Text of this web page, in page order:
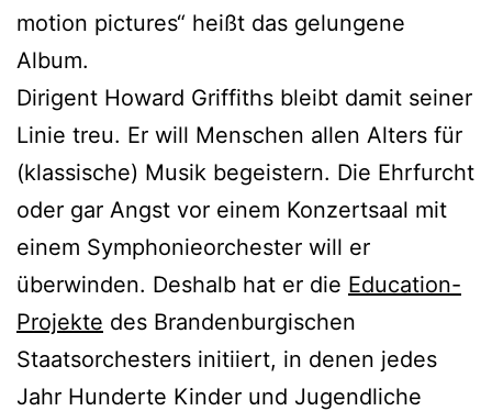
motion pictures“ heißt das gelungene
Album.
Dirigent Howard Griffiths bleibt damit seiner
Linie treu. Er will Menschen allen Alters für
(klassische) Musik begeistern. Die Ehrfurcht
oder gar Angst vor einem Konzertsaal mit
einem Symphonieorchester will er
überwinden. Deshalb hat er die Education-
Projekte des Brandenburgischen
Staatsorchesters initiiert, in denen jedes
Jahr Hunderte Kinder und Jugendliche